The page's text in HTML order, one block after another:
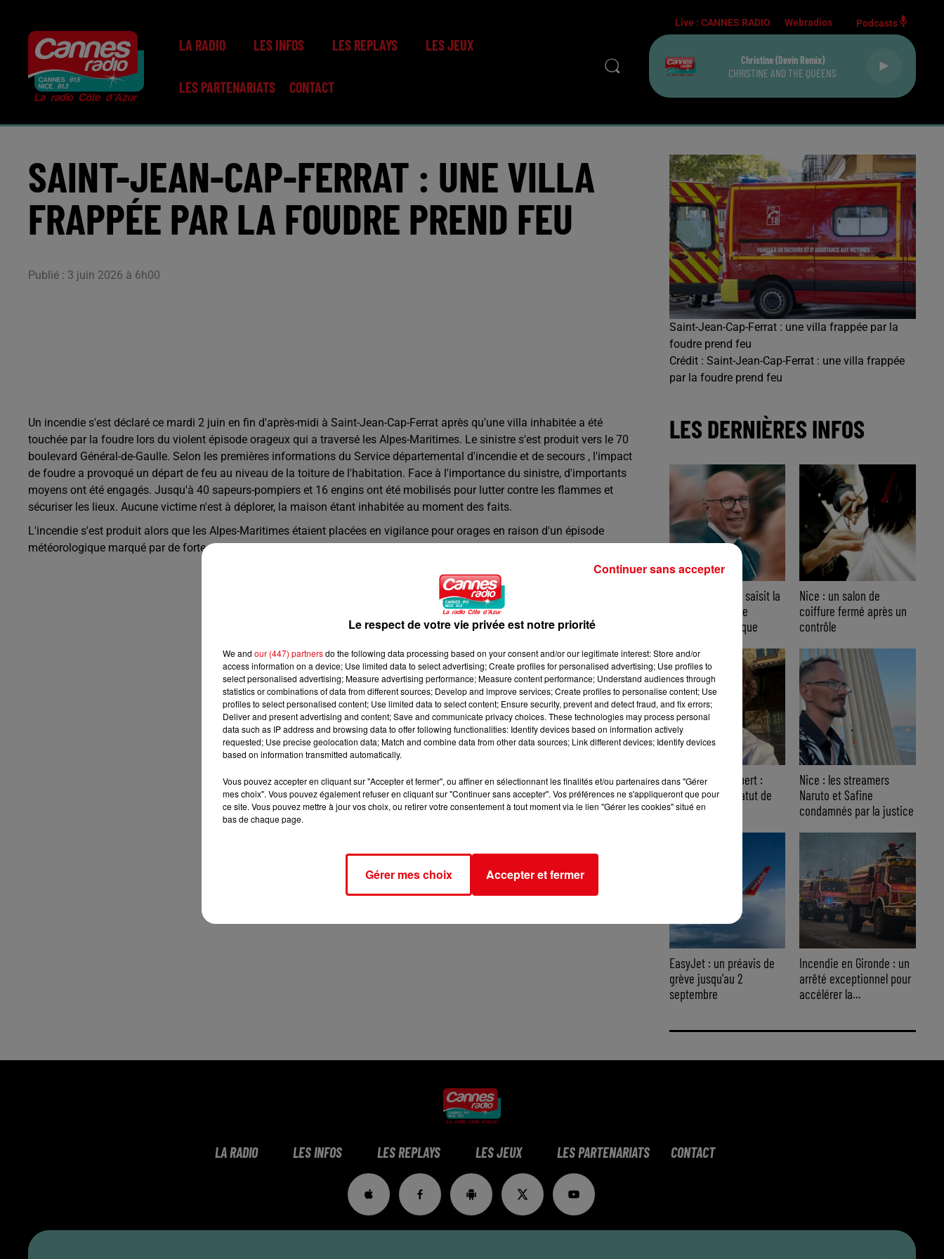
LA RADIO LES INFOS LES REPLAYS LES JEUX
LES PARTENARIATS CONTACT
Live :CANNES RADIO Webradios Podcasts
Christine (devin Remix)
CHRISTINE AND THE QUEENS
SAINT-JEAN-CAP-FERRAT : UNE VILLA
FRAPPÉE PAR LA FOUDRE PREND FEU
Publié : 3 juin 2026 à 6h00
Saint-Jean-Cap-Ferrat : une villa frappée par la
foudre prend feu
Crédit : Saint-Jean-Cap-Ferrat : une villa frappée
par la foudre prend feu
Un incendie s'est déclaré ce mardi 2 juin en fin d'après-midi à Saint-Jean-Cap-Ferrat après qu'une villa inhabitée a été
touchée par la foudre lors du violent épisode orageux qui a traversé les Alpes-Maritimes. Le sinistre s'est produit vers le 70
boulevard Général-de-Gaulle. Selon les premières informations du Service départemental d'incendie et de secours , l'impact
de foudre a provoqué un départ de feu au niveau de la toiture de l'habitation. Face à l'importance du sinistre, d'importants
moyens ont été engagés. Jusqu'à 40 sapeurs-pompiers et 16 engins ont été mobilisés pour lutter contre les flammes et
sécuriser les lieux. Aucune victime n'est à déplorer, la maison étant inhabitée au moment des faits.
L'incendie s'est produit alors que les Alpes-Maritimes étaient placées en vigilance pour orages en raison d'un épisode
météorologique marqué par de fortes pluies, une activité électrique soutenue et localement de la grêle.
LES DERNIÈRES INFOS
Nice : Éric Ciotti saisit la
justice après une
chanson polémique
Nice : un salon de
coiffure fermé après un
contrôle
Affaire Jean Imbert :
placé sous le statut de
témoin assisté
Nice : les streamers
Naruto et Safine
condamnés par la justice
EasyJet : un préavis de
grève jusqu'au 2
septembre
Incendie en Gironde : un
arrêté exceptionnel pour
accélérer la...
LA RADIO LES INFOS LES REPLAYS LES JEUX LES PARTENARIATS CONTACT
Le respect de votre vie privée est notre priorité
We and our (447) partnersdo the following data processing based on your consent and/or our legitimate interest: Store and/or
access information on a device; Use limited data to select advertising; Create profiles for personalised advertising; Use profiles to
select personalised advertising; Measure advertising performance; Measure content performance; Understand audiences through
statistics or combinations of data from different sources; Develop and improve services; Create profiles to personalise content; Use
profiles to select personalised content; Use limited data to select content; Ensure security, prevent and detect fraud, and fix errors;
Deliver and present advertising and content; Save and communicate privacy choices. These technologies may process personal
data such as IP address and browsing data to offer following functionalities: Identify devices based on information actively
requested; Use precise geolocation data; Match and combine data from other data sources; Link different devices; Identify devices
based on information transmitted automatically.
Vous pouvez accepter en cliquant sur "Accepter et fermer", ou affiner en sélectionnant les finalités et/ou partenaires dans "Gérer
mes choix". Vous pouvez également refuser en cliquant sur "Continuer sans accepter". Vos préférences ne s'appliqueront que pour
ce site. Vous pouvez mettre à jour vos choix, ou retirer votre consentement à tout moment via le lien "Gérer les cookies" situé en
bas de chaque page.
Gérer mes choix Accepter et fermer
Continuer sans accepter